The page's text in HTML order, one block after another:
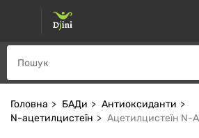
Головна БАДи
Антиоксиданти
N-ацетилцистеїн
Ацетилцистеїн N-